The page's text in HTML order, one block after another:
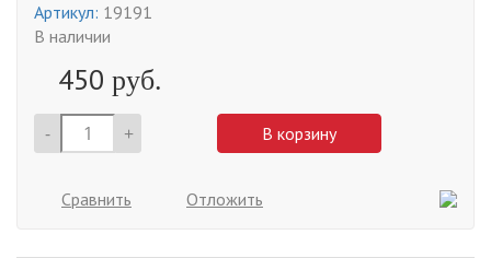
Артикул: 19191
В наличии
450 руб.
- + В корзину
Сравнить Отложить